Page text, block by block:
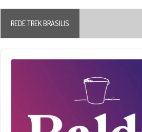
REDE TREK BRASILIS
Audio
Player